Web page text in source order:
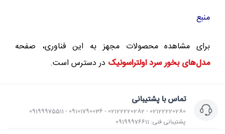
منبع
برای مشاهده محصولات مجهز به این فناوری، صفحه
مدل‌های بخور سرد اولتراسونیک در دسترس است.
تماس با پشتیبانی
02122220280 - 02122220282 - 09101790036 - 09199975511
پشتیبانی فنی: 09199976611